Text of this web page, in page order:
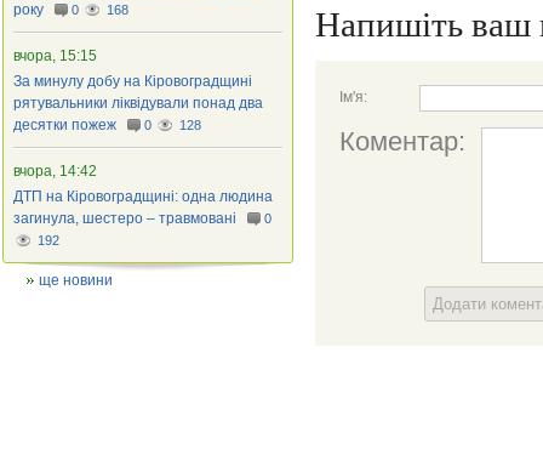
Напишіть ваш
Ім'я:
Коментар:
Додати
року
0 168
вчора, 15:15
За минулу добу на Кіровоградщині
рятувальники ліквідували понад два
десятки пожеж
0 128
вчора, 14:42
ДТП на Кіровоградщині: одна людина
загинула, шестеро – травмовані
0
192
ще новини